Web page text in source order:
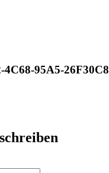
4C68-95A5-